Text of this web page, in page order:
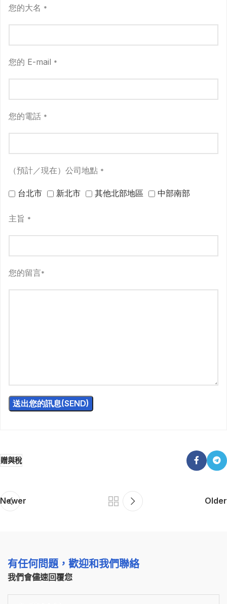
您的大名 *
您的 E-mail *
您的電話 *
（預計／現在）公司地點 *
台北市 新北市 其他北部地區 中部南部
主旨 *
您的留言*
贈與稅
Newer Older
有任何問題，歡迎和我們聯絡
我們會儘速回覆您